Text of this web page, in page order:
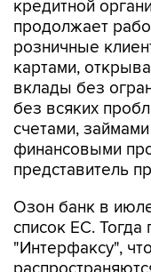
розничные
картами,
вклады без
без всяких
счетами,
финансовыми
представитель
Озон банк в
"Интерфаксу",
группы Ozon, а